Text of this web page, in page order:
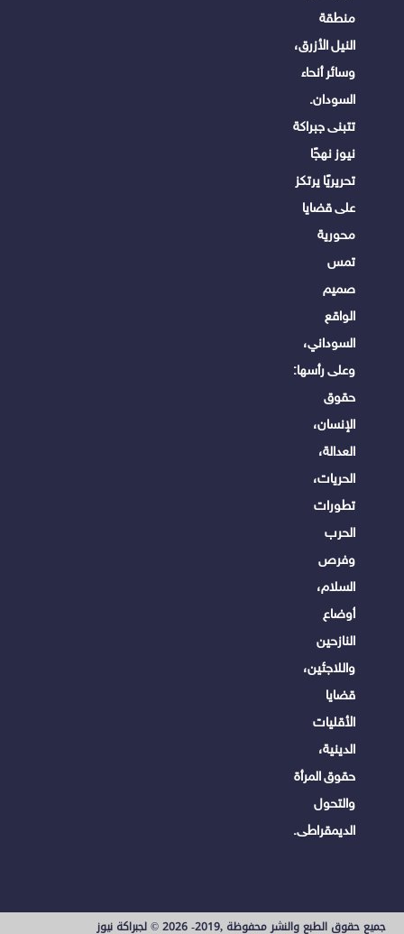
منطقة
النيل الأزرق،
وسائر أنحاء
السودان.
تتبنى جبراكة
نيوز نهجًا
تحريريًا يرتكز
على قضايا
محورية
تمس
صميم
الواقع
السوداني،
وعلى رأسها:
حقوق
الإنسان،
العدالة،
الحريات،
تطورات
الحرب
وفرص
السلام،
أوضاع
النازحين
واللاجئين،
قضايا
الأقليات
الدينية،
حقوق المرأة
والتحول
الديمقراطى.
جميع حقوق الطبع والنشر محفوظة ,2019- 2026 © لجبراكة نيوز